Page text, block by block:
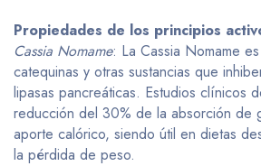
Propiedades de los principios
Cassia Nomame: La Cassia Nomame
catequinas y otras sustancias que
lipasas pancreáticas. Estudios clínicos
reducción del 30% de la absorción de
aporte calórico, siendo útil en dietas
la pérdida de peso.